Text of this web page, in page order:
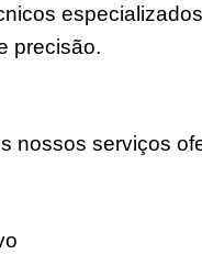
precisão.
nossos serviços